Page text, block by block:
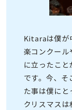
Kitaraは僕が
楽コンクール
に立ったこ
です。今、そ
た事は僕に
クリスマス